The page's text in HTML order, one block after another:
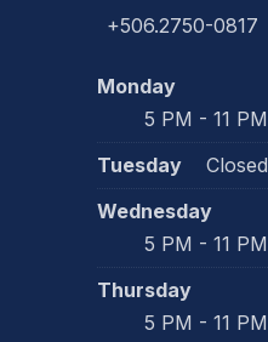
+506.2750-0817
Monday
5 PM - 11 PM
Tuesday
Closed
Wednesday
5 PM - 11 PM
Thursday
5 PM - 11 PM
PREVIOUS